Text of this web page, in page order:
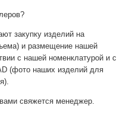
закупку изделий на
и размещение нашей
с нашей номенклатурой и с
(фото наших изделий для
свяжется менеджер.